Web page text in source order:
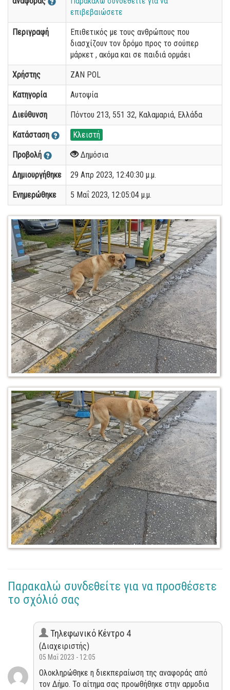
επιβεβαιώσετε
Περιγραφή
Επιθετικός με τους ανθρώπους που
διασχίζουν τον δρόμο προς το σούπερ
μάρκετ , ακόμα και σε παιδιά ορμάει
Χρήστης ZAN POL
Κατηγορία Αυτοψία
Διεύθυνση Πόντου 213, 551 32, Καλαμαριά, Ελλάδα
Κατάσταση Κλειστή
Προβολή Δημόσια
Δημιουργήθηκε 29 Απρ 2023, 12:40:30 μ.μ.
Ενημερώθηκε 5 Μαΐ 2023, 12:05:04 μ.μ.
Παρακαλώ συνδεθείτε για να προσθέσετε
το σχόλιό σας
Τηλεφωνικό Κέντρο 4
(Διαχειριστής)
05 Μαΐ 2023 - 12:05
Ολοκληρώθηκε η διεκπεραίωση της αναφοράς από
τον Δήμο. Το αίτημα σας προωθήθηκε στην αρμοδια